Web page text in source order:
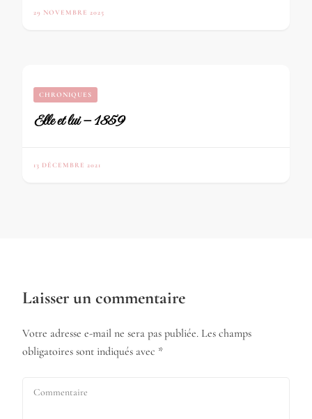
29 NOVEMBRE 2025
CHRONIQUES
Elle et lui – 1859
13 DÉCEMBRE 2021
Laisser un commentaire
Votre adresse e-mail ne sera pas publiée. Les champs
obligatoires sont indiqués avec *